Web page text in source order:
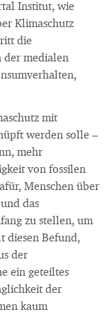
Institut, wie
Klimaschutz
die
der medialen
mit
werden solle –
mehr
von fossilen
Menschen über
das
zu stellen, um
diesen Befund,
der
ein geteiltes
der
kaum